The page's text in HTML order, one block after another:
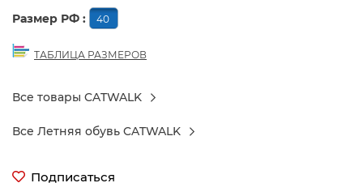
Размер РФ : 40
ТАБЛИЦА РАЗМЕРОВ
Все товары CATWALK
Все Летняя обувь CATWALK
Подписаться